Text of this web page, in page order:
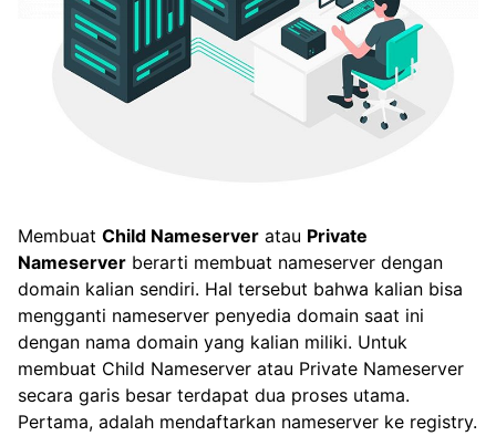
Membuat Child Nameserver atau Private
Nameserver berarti membuat nameserver dengan
domain kalian sendiri. Hal tersebut bahwa kalian bisa
mengganti nameserver penyedia domain saat ini
dengan nama domain yang kalian miliki. Untuk
membuat Child Nameserver atau Private Nameserver
secara garis besar terdapat dua proses utama.
Pertama, adalah mendaftarkan nameserver ke registry.